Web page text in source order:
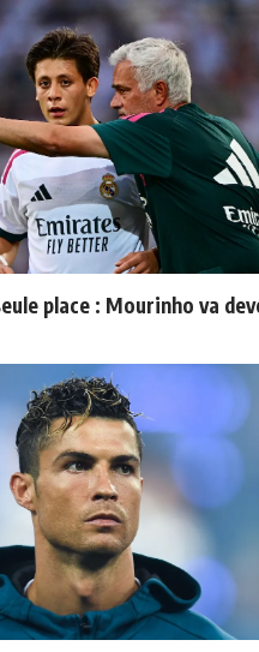
place : Mourinho va